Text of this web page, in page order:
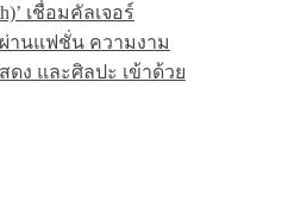
เชื่อมคัลเจอร์
านแฟชั่น ความงาม
ดง และศิลปะ เข้าด้วย